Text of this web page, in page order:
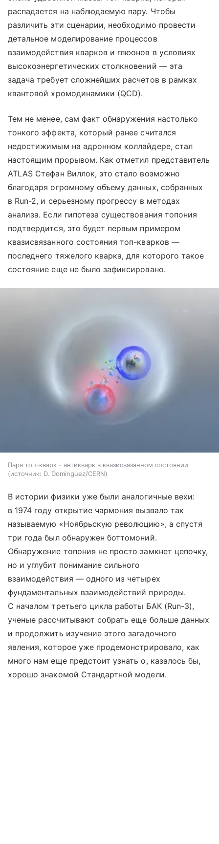
распадается на наблюдаемую пару. Чтобы
различить эти сценарии, необходимо провести
детальное моделирование процессов
взаимодействия кварков и глюонов в условиях
высокоэнергетических столкновений — эта
задача требует сложнейших расчетов в рамках
квантовой хромодинамики (QCD).
Тем не менее, сам факт обнаружения настолько
тонкого эффекта, который ранее считался
недостижимым на адронном коллайдере, стал
настоящим прорывом. Как отметил представитель
ATLAS Стефан Виллок, это стало возможно
благодаря огромному объему данных, собранных
в Run-2, и серьезному прогрессу в методах
анализа. Если гипотеза существования топония
подтвердится, это будет первым примером
квазисвязанного состояния топ-кварков —
последнего тяжелого кварка, для которого такое
состояние еще не было зафиксировано.
Пара топ-кварк - антикварк в квазисвязанном состоянии
источник: D. Dominguez/CERN
В истории физики уже были аналогичные вехи:
в 1974 году открытие чармония вызвало так
называемую «Ноябрьскую революцию», а спустя
три года был обнаружен боттомоний.
Обнаружение топония не просто замкнет цепочку,
но и углубит понимание сильного
взаимодействия — одного из четырех
фундаментальных взаимодействий природы.
С началом третьего цикла работы БАК (Run-3),
ученые рассчитывают собрать еще больше данных
и продолжить изучение этого загадочного
явления, которое уже продемонстрировало, как
много нам еще предстоит узнать о, казалось бы,
хорошо знакомой Стандартной модели.